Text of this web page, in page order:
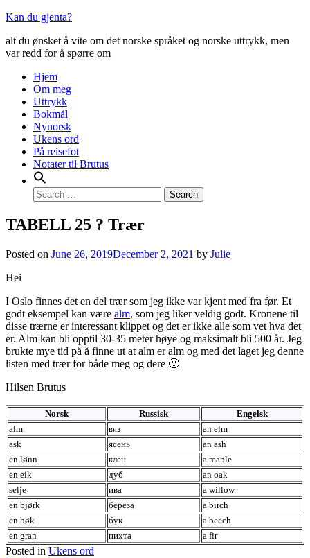
Skip
content
Kan du gjenta?
alt du ønsket å vite om det norske språket og norske uttrykk, men
var redd for å spørre om
Primary
Menu
Hjem
Om meg
Uttrykk
Bokmål
Nynorsk
Ukens ord
På reisefot
Notater til Brutus
Search
for:
TABELL 25 ? Trær
Posted on June 26, 2019December 2, 2021 by Julie
Hei
I Oslo finnes det en del trær som jeg ikke var kjent med fra før. Et
godt eksempel kan være alm, som jeg liker veldig godt. Kronene til
disse trærne er interessant klippet og det er ikke alle som vet hva det
er. Alm kan bli opptil 30-35 meter høye og maksimalt bli 500 år. Jeg
brukte mye tid på å finne ut at alm er alm og med det laget jeg denne
listen med trær for både meg og dere 🙂
Hilsen Brutus
Norsk Russisk
Engelsk
alm
вяз
an elm
ask
ясень
an ash
en lønn
клен
a maple
en eik
дуб
an oak
selje
ива
a willow
en bjørk
береза
a birch
en bøk
бук
а beech
en gran
пихта a fir
Posted in Ukens ord